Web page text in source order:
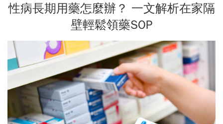
性病長期用藥怎麼辦？ 一文解析在家隔
壁輕鬆領藥SOP